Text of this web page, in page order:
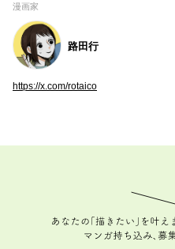
漫画家
路田行
https://x.com/rotaico
あなたの「描きたい
み、募集中！